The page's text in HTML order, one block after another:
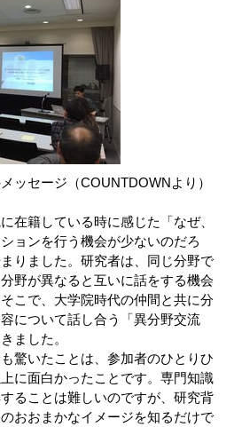
ッセージ（COUNTDOWNより）
在籍している時に感じた「なぜ、
ョンを行う機会が少ないのだろ
りました。研究者は、同じ分野で
野が異なると互いに話をする機会
こで、大学院時代の仲間と共に分
について話し合う「異分野交流
ました。
驚いたことは、参加者のひとりひ
に面白かったことです。専門知識
ることは難しいのですが、研究背
おおまかなイメージを知るだけで